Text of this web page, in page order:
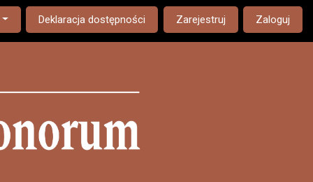
The current language is:
Deklaracja dostępności Zarejestruj Zaloguj